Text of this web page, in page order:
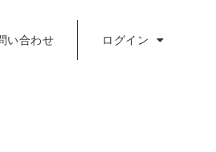
い合わせ ログイン